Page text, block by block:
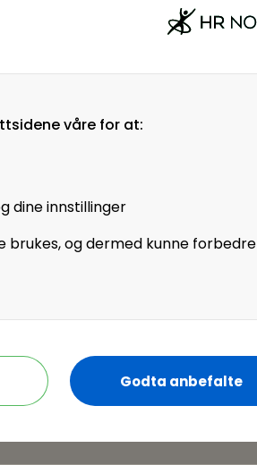
våre for at:
dine innstillinger
brukes, og dermed kunne forbedre
Godta anbefalte